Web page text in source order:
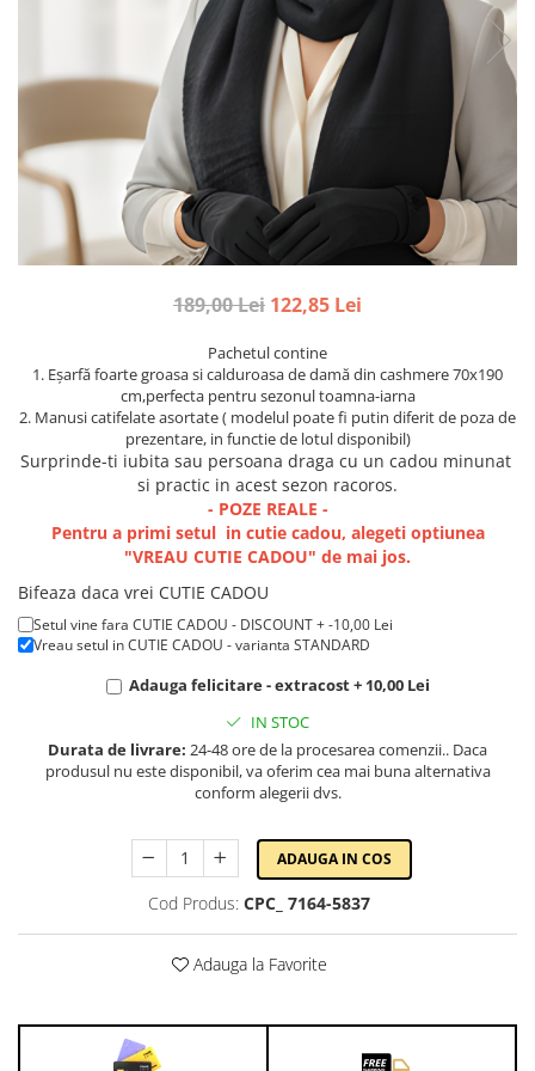
Seturi cadou barbati
Seturi cadou barbati portofel si curea
Ceasuri pentru EL
Cadouri craciun barbati
Cadouri personalizate barbati
Cadouri copii
Caciuli copii
Cadouri copii bebelusi 0+
Cadouri craciun copii
Colectia Disney
Sticlă pentru apa Personalizată
Sepci personalizate
Seturi cadou pentru copii KID's Collection
Lenjerii de pat pentru copii
Pijamale de CRACIUN
Pijamale de dama
Halate si capoate
Pijamale
Halate si pijamale Family
Seturi elegante femei
Cadouri ocazii speciale
Tricouri de craciun
Bannere personalizate scoli si gradinite
Caserole personalizate sandwich
Saculeti personalizati
Sticla de apa personalizata
Agende si caiete personalizate
189,00 Lei 122,85 Lei
Pachetul contine
1. Eșarfă foarte groasa si calduroasa de damă din cashmere 70x190
cm,perfecta pentru sezonul toamna-iarna
2. Manusi catifelate asortate ( modelul poate fi putin diferit de poza de
prezentare, in functie de lotul disponibil)
Surprinde-ti iubita sau persoana draga cu un cadou minunat
si practic in acest sezon racoros.
- POZE REALE -
Pentru a primi setul in cutie cadou, alegeti optiunea
"VREAU CUTIE CADOU" de mai jos.
Bifeaza daca vrei CUTIE CADOU
Setul vine fara CUTIE CADOU - DISCOUNT + -10,00 Lei
Vreau setul in CUTIE CADOU - varianta STANDARD
Adauga felicitare - extracost + 10,00 Lei
IN STOC
Durata de livrare: 24-48 ore de la procesarea comenzii.. Daca
produsul nu este disponibil, va oferim cea mai buna alternativa
conform alegerii dvs.
ADAUGA IN COS
Cod Produs: CPC_ 7164-5837
Adauga la Favorite